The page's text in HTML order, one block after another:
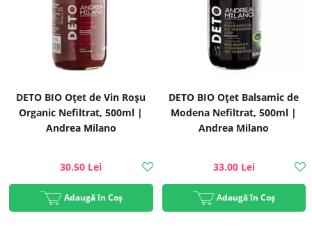
DETO BIO Oțet de Vin Roșu
Organic Nefiltrat, 500ml |
Andrea Milano
30.50 Lei
Adaugă în Coș
DETO BIO Oțet Balsamic de
Modena Nefiltrat, 500ml |
Andrea Milano
33.00 Lei
Adaugă în Coș